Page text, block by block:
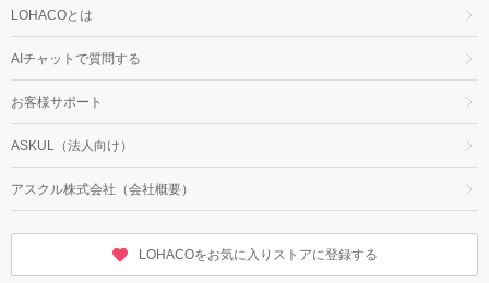
LOHACOとは
AIチャットで質問する
お客様サポート
ASKUL（法人向け）
アスクル株式会社（会社概要）
LOHACOをお気に入りストアに登録する